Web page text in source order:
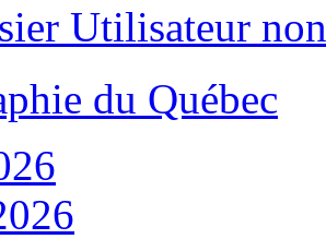
Utilisateur
du Québec